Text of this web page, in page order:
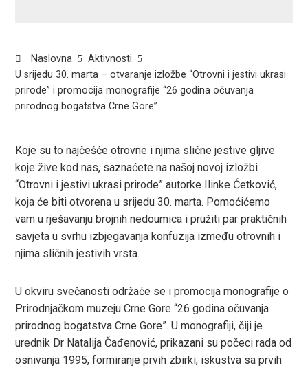
Naslovna
Aktivnosti
U srijedu 30. marta – otvaranje izložbe “Otrovni i jestivi ukrasi
prirode” i promocija monografije “26 godina očuvanja
prirodnog bogatstva Crne Gore”
Koje su to najčešće otrovne i njima slične jestive gljive
koje žive kod nas, saznaćete na našoj novoj izložbi
“Otrovni i jestivi ukrasi prirode” autorke Ilinke Ćetković,
koja će biti otvorena u srijedu 30. marta. Pomoćićemo
vam u rješavanju brojnih nedoumica i pružiti par praktičnih
savjeta u svrhu izbjegavanja konfuzija između otrovnih i
njima sličnih jestivih vrsta.
U okviru svečanosti održaće se i promocija monografije o
Prirodnjačkom muzeju Crne Gore “26 godina očuvanja
prirodnog bogatstva Crne Gore”. U monografiji, čiji je
urednik Dr Natalija Čađenović, prikazani su počeci rada od
osnivanja 1995, formiranje prvih zbirki, iskustva sa prvih